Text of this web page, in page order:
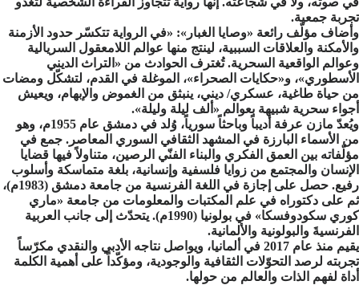
تجربة جمعية.
وأضاف مؤلّف رائعة «وصايا الغبار»: «في الرواية تتكسّر حدود الأزمنة
والأمكنة والعلاقات السببية، لينتج منها عوالم اللامعقول السريالية
وعوالم الواقعية السحرية. تُغترف الحوادث من «التراث الديني
الأسطوري»، و«حكايات الصحراء»، الموغلة في القدم، لتشكّل ومضات
من حياة طاغية، عسكري/ ديني، ينبثق من الغموض والإبهام، ويعيش
أجواء سحرية شبيهة بعوالم «ألف ليلة وليلة».
ويُعدّ مازن عرفة أديباً وباحثاً سورياً، وُلد في دمشق عام 1955م، وهو
من الأسماء البارزة في المشهد الثقافي السوري المعاصر. جمع في
مؤلّفاته بين العمق الفكري والبناء الفنّي الرصين، متناولاً فيها قضايا
الإنسان والمجتمع من زوايا فلسفية وإنسانية، بلغة متماسكة وأسلوب
رفيع. حصل على إجازة في اللغة الفرنسية من جامعة دمشق (1983م)،
ثم على دكتوراه في علم المكتبات والمعلومات من جامعة «ماري
كوري سكودوفسكا» في بولونيا (1990م). يتحدّث إلى جانب العربية
الفرنسيةَ والبولونية والألمانية.
يقيم منذ عام 2017 في ألمانيا، ويواصل نتاجه الأدبي والنقدي مكرّساً
تجربته لرصد التحوّلات الثقافية والوجودية، ومؤكّداً على أهمية الكلمة
أداة لفهم الذات والعالم من حولها.